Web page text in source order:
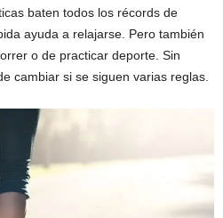
baten todos los récords de
ayuda a relajarse. Pero también
o de practicar deporte. Sin
cambiar si se siguen varias reglas.